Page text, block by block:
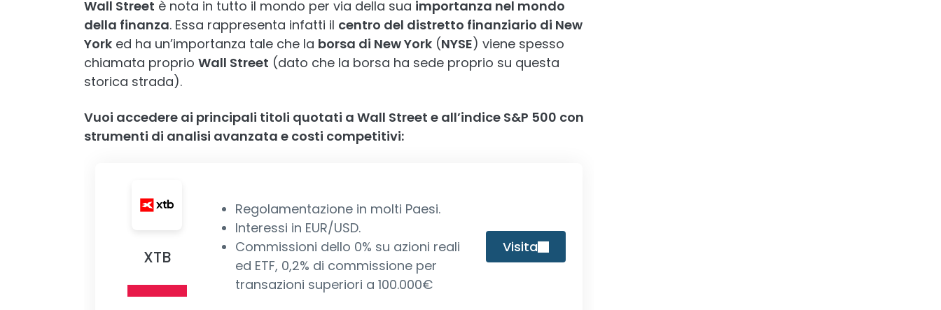
Wall Street è nota in tutto il mondo per via della sua importanza nel mondo
della finanza. Essa rappresenta infatti il centro del distretto finanziario di New
York ed ha un’importanza tale che la borsa di New York (NYSE) viene spesso
chiamata proprio Wall Street (dato che la borsa ha sede proprio su questa
storica strada).
Vuoi accedere ai principali titoli quotati a Wall Street e all’indice S&P 500 con
strumenti di analisi avanzata e costi competitivi:
XTB
Regolamentazione in molti Paesi.
Interessi in EUR/USD.
Commissioni dello 0% su azioni reali
ed ETF, 0,2% di commissione per
transazioni superiori a 100.000€
Visita